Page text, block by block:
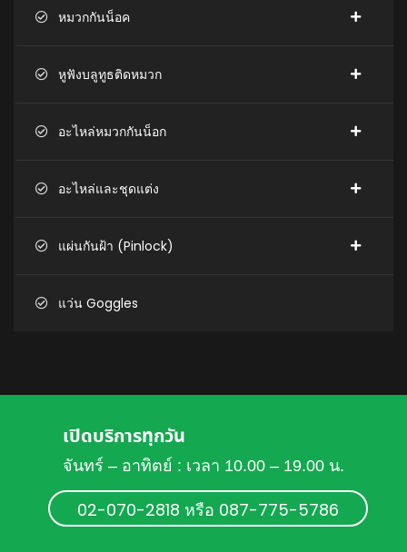
หมวกกันน็อค
หูฟังบลูทูธติดหมวก
อะไหล่หมวกกันน็อก
อะไหล่และชุดแต่ง
แผ่นกันฝ้า (Pinlock)
แว่น Goggles
เปิดบริการทุกวัน
จันทร์ – อาทิตย์ : เวลา 10.00 – 19.00 น.
02-070-2818 หรือ 087-775-5786